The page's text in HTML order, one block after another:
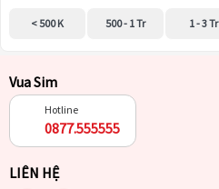
< 500 K 500 - 1 Tr 1 - 3 Tr
Vua Sim
Hotline
0877.555555
LIÊN HỆ